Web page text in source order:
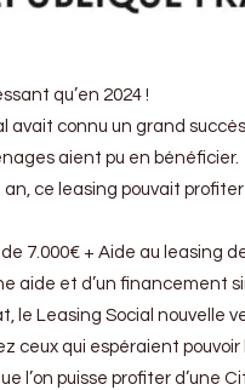
qu’en 2024 !
avait connu un grand
aient pu en bénéficier.
an, ce leasing pouvait
7.000€ + Aide au leasing
aide et d’un financement
le Leasing Social nouvelle
ceux qui espéraient
l’on puisse profiter d’une